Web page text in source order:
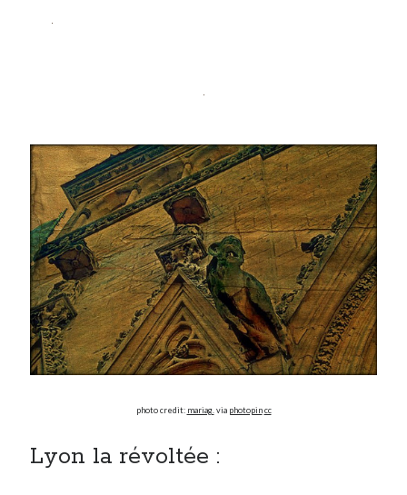
photo credit: mariag. via photopin cc
Lyon la révoltée :